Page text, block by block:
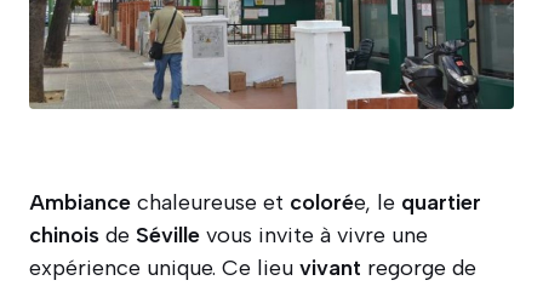
Ambiance chaleureuse et colorée, le quartier
chinois de Séville vous invite à vivre une
expérience unique. Ce lieu vivant regorge de